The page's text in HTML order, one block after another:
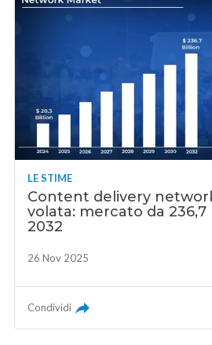
LE STIME
Content delivery
volata: mercato da
2032
26 Nov 2025
Condividi